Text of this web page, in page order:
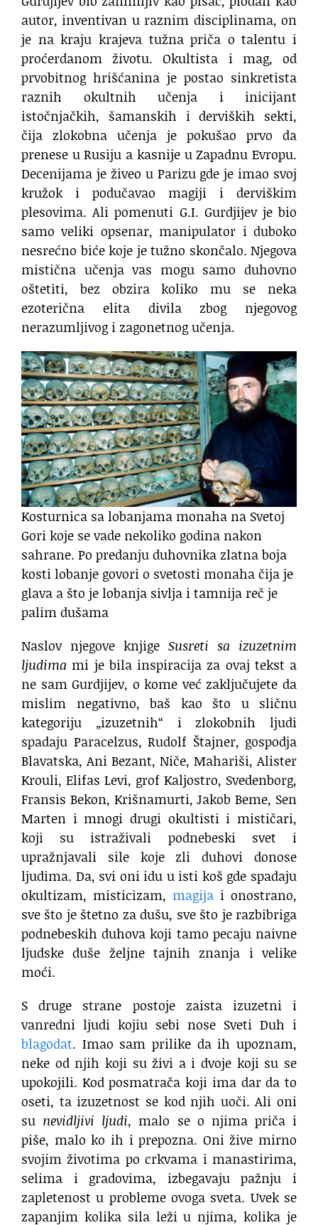
autor, inventivan u raznim disciplinama, on
je na kraju krajeva tužna priča o talentu i
proćerdanom životu. Okultista i mag, od
prvobitnog hrišćanina je postao sinkretista
raznih okultnih učenja i inicijant
istočnjačkih, šamanskih i derviških sekti,
čija zlokobna učenja je pokušao prvo da
prenese u Rusiju a kasnije u Zapadnu Evropu.
Decenijama je živeo u Parizu gde je imao svoj
kružok i podučavao magiji i derviškim
plesovima. Ali pomenuti G.I. Gurdjijev je bio
samo veliki opsenar, manipulator i duboko
nesrećno biće koje je tužno skončalo. Njegova
mistična učenja vas mogu samo duhovno
oštetiti, bez obzira koliko mu se neka
ezoterična elita divila zbog njegovog
nerazumljivog i zagonetnog učenja.
Kosturnica sa lobanjama monaha na Svetoj
Gori koje se vade nekoliko godina nakon
sahrane. Po predanju duhovnika zlatna boja
kosti lobanje govori o svetosti monaha čija je
glava a što je lobanja sivlja i tamnija reč je
palim dušama
Naslov njegove knjige Susreti sa izuzetnim
ljudima mi je bila inspiracija za ovaj tekst a
ne sam Gurdjijev, o kome već zaključujete da
mislim negativno, baš kao što u sličnu
kategoriju „izuzetnih“ i zlokobnih ljudi
spadaju Paracelzus, Rudolf Štajner, gospodja
Blavatska, Ani Bezant, Niče, Mahariši, Alister
Krouli, Elifas Levi, grof Kaljostro, Svedenborg,
Fransis Bekon, Krišnamurti, Jakob Beme, Sen
Marten i mnogi drugi okultisti i mističari,
koji su istraživali podnebeski svet i
upražnjavali sile koje zli duhovi donose
ljudima. Da, svi oni idu u isti koš gde spadaju
okultizam, misticizam, magija i onostrano,
sve što je štetno za dušu, sve što je razbibriga
podnebeskih duhova koji tamo pecaju naivne
ljudske duše željne tajnih znanja i velike
moći.
S druge strane postoje zaista izuzetni i
vanredni ljudi kojiu sebi nose Sveti Duh i
blagodat. Imao sam prilike da ih upoznam,
neke od njih koji su živi a i dvoje koji su se
upokojili. Kod posmatrača koji ima dar da to
oseti, ta izuzetnost se kod njih uoči. Ali oni
su nevidljivi ljudi, malo se o njima priča i
piše, malo ko ih i prepozna. Oni žive mirno
svojim životima po crkvama i manastirima,
selima i gradovima, izbegavaju pažnju i
zapletenost u probleme ovoga sveta. Uvek se
zapanjim kolika sila leži u njima, kolika je